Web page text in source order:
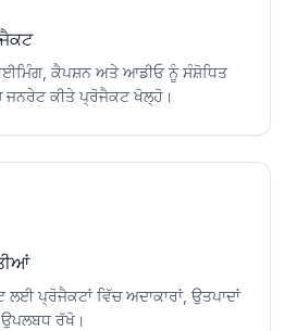
ਕੈਪਸ਼ਨ ਅਤੇ ਆਡੀਓ ਨੂੰ ਸੰਸ਼ੋਧਿਤ
ਕੀਤੇ ਪ੍ਰੋਜੈਕਟ ਖੋਲ੍ਹੋ।
ਪ੍ਰੋਜੈਕਟਾਂ ਵਿੱਚ ਅਦਾਕਾਰਾਂ, ਉਤਪਾਦਾਂ
ਰੱਖੋ।